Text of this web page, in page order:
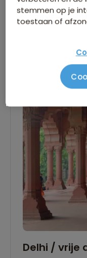
in een
toeristische
Delhi / vrije
stemmen op je
toestaan of